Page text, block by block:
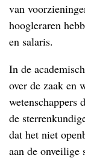
van
hoogleraren
en salaris.
In de
over de zaak en
wetenschappers
de
dat het niet
aan de